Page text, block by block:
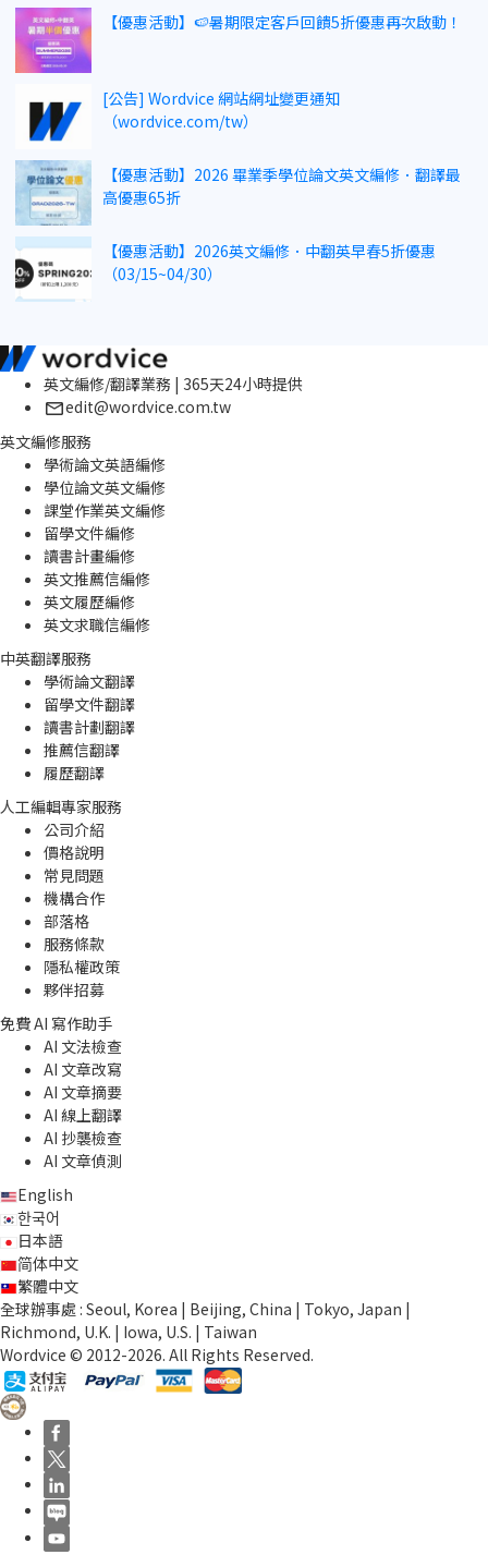
【優惠活動】🍉暑期限定客戶回饋5折優惠再次啟動！
[公告] Wordvice 網站網址變更通知
（wordvice.com/tw）
【優惠活動】2026 畢業季學位論文英文編修．翻譯最
高優惠65折
【優惠活動】2026英文編修．中翻英早春5折優惠
（03/15~04/30）
英文編修/翻譯業務 | 365天24小時提供
edit@wordvice.com.tw
英文編修服務
學術論文英語編修
學位論文英文編修
課堂作業英文編修
留學文件編修
讀書計畫編修
英文推薦信編修
英文履歷編修
英文求職信編修
中英翻譯服務
學術論文翻譯
留學文件翻譯
讀書計劃翻譯
推薦信翻譯
履歷翻譯
人工編輯專家服務
公司介紹
價格說明
常見問題
機構合作
部落格
服務條款
隱私權政策
夥伴招募
免費 AI 寫作助手
AI 文法檢查
AI 文章改寫
AI 文章摘要
AI 線上翻譯
AI 抄襲檢查
AI 文章偵測
English
한국어
日本語
简体中文
繁體中文
全球辦事處 : Seoul, Korea | Beijing, China | Tokyo, Japan |
Richmond, U.K. | Iowa, U.S. | Taiwan
Wordvice © 2012-2026. All Rights Reserved.